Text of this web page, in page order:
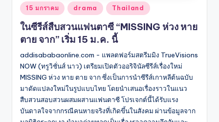
Posted
in
15 มกราคม drama Thailand
ในซีรีส์สืบสวนแฟนตาซี “MISSING ห่วง หาย
ตาย จาก” เริ่ม 15 ม.ค. นี้
addisababaonline.com - แพลตฟอร์มสตรีมมิง TrueVisions
NOW (ทรูวิชั่นส์ นาว) เตรียมเปิดตัวออริจินัลซีรีส์เรื่องใหม่
MISSING ห่วง หาย ตาย จาก ซึ่งเป็นการนำซีรีส์เกาหลีต้นฉบับ
มาดัดแปลงใหม่ในรูปแบบไทย โดยนำเสนอเรื่องราวในแนว
สืบสวนสอบสวนผสมผสานแฟนตาซี โปรเจกต์นี้ได้รับแรง
บันดาลใจจากกรณีคนหายจริงที่เกิดขึ้นในสังคม ผ่านข้อมูลจาก